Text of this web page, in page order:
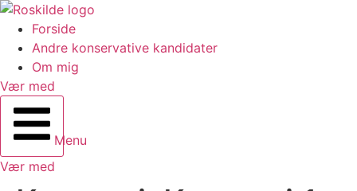
Forside
Andre konservative kandidater
Om mig
Vær med
Menu
Vær med